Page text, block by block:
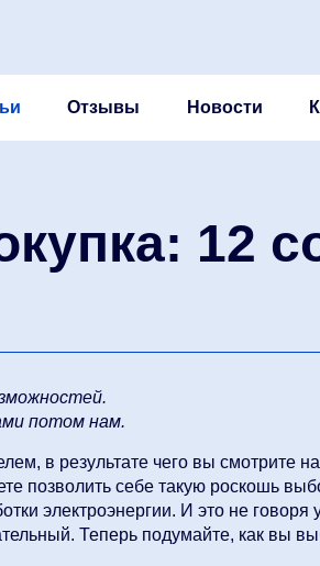
Отзывы Новости
12
потом нам.
в результате чего вы смотрите
позволить себе такую роскошь
электроэнергии. И это не говоря
Теперь подумайте, как вы